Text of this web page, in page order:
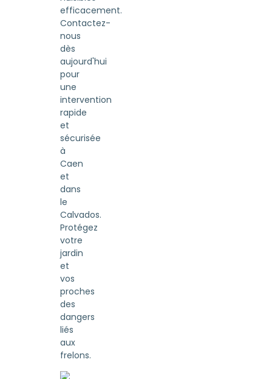
efficacement.
Contactez-
nous
dès
aujourd'hui
pour
une
intervention
rapide
et
sécurisée
à
Caen
et
dans
le
Calvados.
Protégez
votre
jardin
et
vos
proches
des
dangers
liés
aux
frelons.